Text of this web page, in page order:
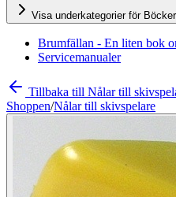
Visa underkategorier för
Brumfällan - En liten bok
Servicemanualer
Tillbaka till Nålar till
Shoppen/Nålar till skivspelare